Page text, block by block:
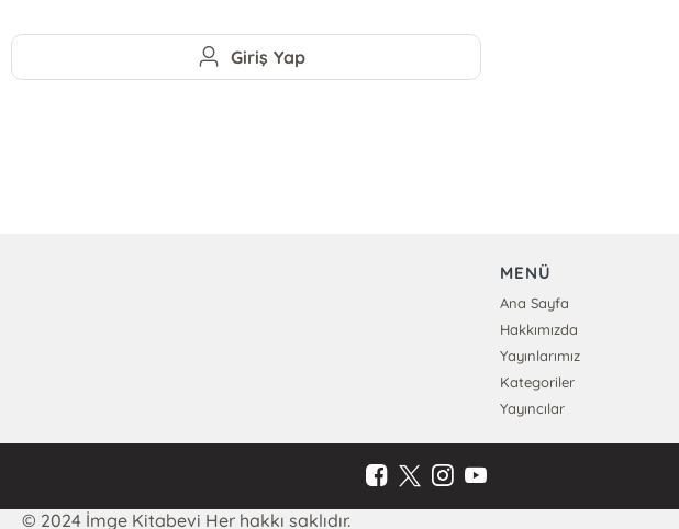
Giriş Yap
MENÜ
Ana Sayfa
Hakkımızda
Yayınlarımız
Kategoriler
Yayıncılar
© 2024 İmge Kitabevi Her hakkı saklıdır.